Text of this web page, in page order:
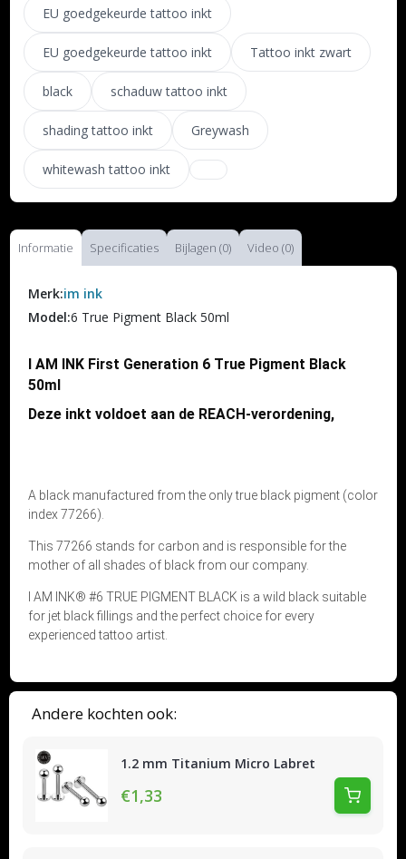
Andere kochten ook:
1.2 mm Titanium Micro Labret
€1,33
EU goedgekeurde tattoo inkt
EU goedgekeurde tattoo inkt Tattoo inkt zwart
black schaduw tattoo inkt
shading tattoo inkt Greywash
whitewash tattoo inkt
Informatie Specificaties Bijlagen (0) Video (0)
Merk:im ink
Model:6 True Pigment Black 50ml
I AM INK First Generation 6 True Pigment Black
50ml
Deze inkt voldoet aan de REACH-verordening,
A black manufactured from the only true black pigment (color
index 77266).
This 77266 stands for carbon and is responsible for the
mother of all shades of black from our company.
I AM INK® #6 TRUE PIGMENT BLACK is a wild black suitable
for jet black fillings and the perfect choice for every
experienced tattoo artist.